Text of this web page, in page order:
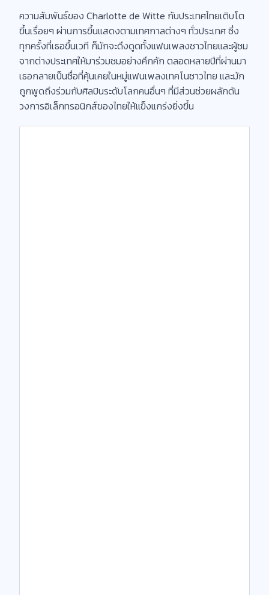
ความสัมพันธ์ของ Charlotte de Witte กับประเทศไทยเติบโต
ขึ้นเรื่อยๆ ผ่านการขึ้นแสดงตามเทศกาลต่างๆ ทั่วประเทศ ซึ่ง
ทุกครั้งที่เธอขึ้นเวที ก็มักจะดึงดูดทั้งแฟนเพลงชาวไทยและผู้ชม
จากต่างประเทศให้มาร่วมชมอย่างคึกคัก ตลอดหลายปีที่ผ่านมา
เธอกลายเป็นชื่อที่คุ้นเคยในหมู่แฟนเพลงเทคโนชาวไทย และมัก
ถูกพูดถึงร่วมกับศิลปินระดับโลกคนอื่นๆ ที่มีส่วนช่วยผลักดัน
วงการอิเล็กทรอนิกส์ของไทยให้แข็งแกร่งยิ่งขึ้น